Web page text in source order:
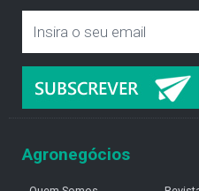
Agronegócios